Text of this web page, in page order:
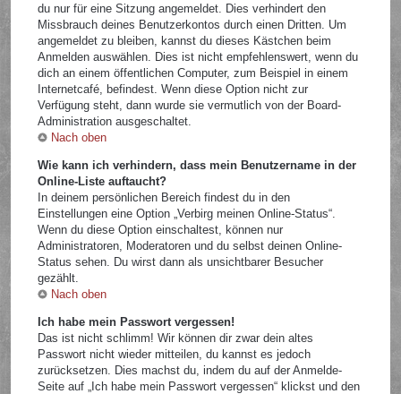
du nur für eine Sitzung angemeldet. Dies verhindert den
Missbrauch deines Benutzerkontos durch einen Dritten. Um
angemeldet zu bleiben, kannst du dieses Kästchen beim
Anmelden auswählen. Dies ist nicht empfehlenswert, wenn du
dich an einem öffentlichen Computer, zum Beispiel in einem
Internetcafé, befindest. Wenn diese Option nicht zur
Verfügung steht, dann wurde sie vermutlich von der Board-
Administration ausgeschaltet.
Nach oben
Wie kann ich verhindern, dass mein Benutzername in der
Online-Liste auftaucht?
In deinem persönlichen Bereich findest du in den
Einstellungen eine Option „Verbirg meinen Online-Status“.
Wenn du diese Option einschaltest, können nur
Administratoren, Moderatoren und du selbst deinen Online-
Status sehen. Du wirst dann als unsichtbarer Besucher
gezählt.
Nach oben
Ich habe mein Passwort vergessen!
Das ist nicht schlimm! Wir können dir zwar dein altes
Passwort nicht wieder mitteilen, du kannst es jedoch
zurücksetzen. Dies machst du, indem du auf der Anmelde-
Seite auf „Ich habe mein Passwort vergessen“ klickst und den